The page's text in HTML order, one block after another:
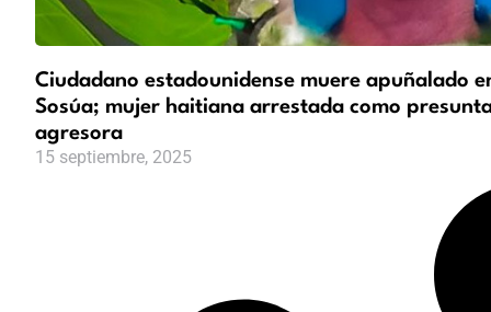
Ciudadano estadounidense muere apuñalado
Sosúa; mujer haitiana arrestada como
agresora
15 septiembre, 2025